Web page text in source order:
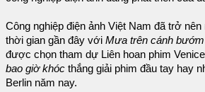
Công nghiệp điện ảnh Việt Nam đã trở nên
thời gian gần đây với Mưa trên cánh bướm
được chọn tham dự Liên hoan phim
bao giờ khóc thắng giải phim đầu tay hay
Berlin năm nay.